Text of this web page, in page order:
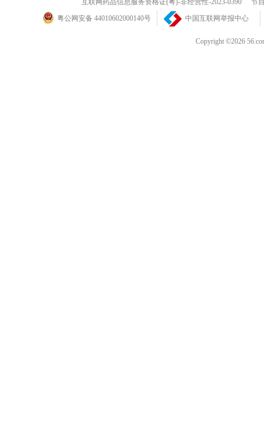
互联网药品信息服务资格证(粤)-非经营性-2023-0390
节
粤公网安备 44010602000140号
中国互联网举报中心
Copyright ©2026